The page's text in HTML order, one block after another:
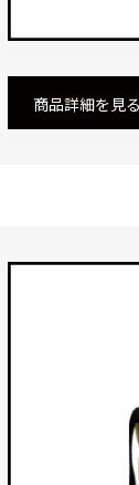
商品詳細を見る